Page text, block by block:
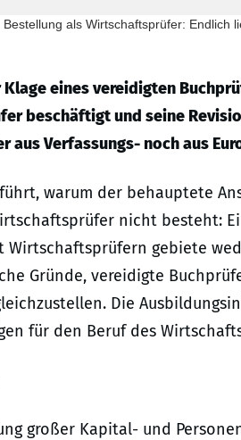
als Wirtschaftsprüfer: Endlich
eines vereidigten
beschäftigt und seine
aus Verfassungs- noch aus
warum der behauptete
nicht besteht:
gebiete
Gründe, vereidigte
Die
für den Beruf des
großer Kapital- und